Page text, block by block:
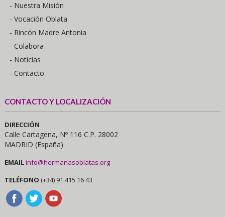
- Nuestra Misión
- Vocación Oblata
- Rincón Madre Antonia
- Colabora
- Noticias
- Contacto
CONTACTO Y LOCALIZACIÓN
DIRECCIÓN
Calle Cartagena, Nº 116 C.P. 28002
MADRID (España)
EMAILinfo@hermanasoblatas.org
TELÉFONO (+34) 91 415 16 43